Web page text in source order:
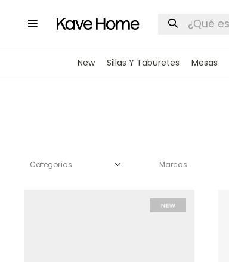

New Sillas Y Taburetes Mesas
Categorías Marcas